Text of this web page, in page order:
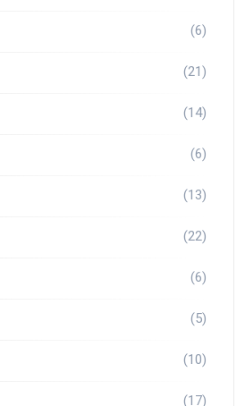
(6)
(21)
(14)
(6)
(13)
(22)
(6)
(5)
(10)
(17)